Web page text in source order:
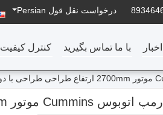
درخواست نقل قول Persian
کنترل کیفیت با ما تماس بگیرید اخبار
رمپ اتوبوس Cummins موتور 2700mm ارتفاع طراحی طراحی با دوام تر